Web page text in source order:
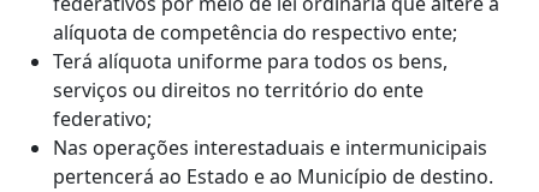
alíquota de competência do respectivo ente;
Terá alíquota uniforme para todos os bens,
serviços ou direitos no território do ente
federativo;
Nas operações interestaduais e intermunicipais
pertencerá ao Estado e ao Município de destino.